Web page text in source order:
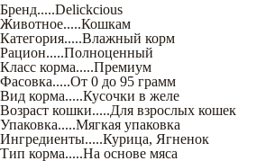
Бренд.....Delickcious
Животное.....Кошкам
Категория.....Влажный корм
Рацион.....Полноценный
Класс корма.....Премиум
Фасовка.....От 0 до 95 грамм
Вид корма.....Кусочки в желе
Возраст кошки.....Для взрослых кошек
Упаковка.....Мягкая упаковка
Ингредиенты.....Курица, Ягненок
Тип корма.....На основе мяса